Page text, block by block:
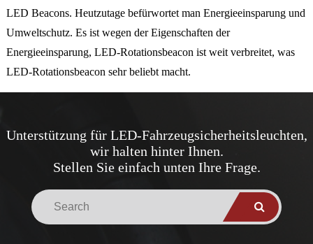
LED Beacons. Heutzutage befürwortet man Energieeinsparung und
Umweltschutz. Es ist wegen der Eigenschaften der
Energieeinsparung, LED-Rotationsbeacon ist weit verbreitet, was
LED-Rotationsbeacon sehr beliebt macht.
Unterstützung für LED-Fahrzeugsicherheitsleuchten,
wir halten hinter Ihnen.
Stellen Sie einfach unten Ihre Frage.